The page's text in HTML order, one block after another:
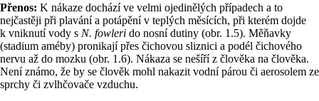
Přenos: K nákaze dochází ve velmi ojedinělých případech a to
nejčastěji při plavání a potápění v teplých měsících, při kterém dojde
k vniknutí vody s N. fowleri do nosní dutiny (obr. 1.5). Měňavky
(stadium améby) pronikají přes čichovou sliznici a podél čichového
nervu až do mozku (obr. 1.6). Nákaza se nešíří z člověka na člověka.
Není známo, že by se člověk mohl nakazit vodní párou či aerosolem ze
sprchy či zvlhčovače vzduchu.